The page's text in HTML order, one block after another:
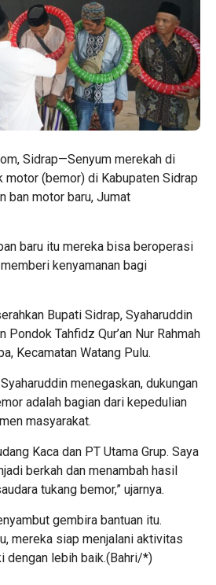
Sidrap—Senyum merekah di
motor (bemor) di Kabupaten Sidrap
ban motor baru, Jumat
baru itu mereka bisa beroperasi
kenyamanan bagi
Bupati Sidrap, Syaharuddin
Tahfidz Qur’an Nur Rahmah
Kecamatan Watang Pulu.
menegaskan, dukungan
adalah bagian dari kepedulian
masyarakat.
Kaca dan PT Utama Grup. Saya
berkah dan menambah hasil
tukang bemor,” ujarnya.
gembira bantuan itu.
mereka siap menjalani aktivitas
dengan lebih baik.(Bahri/*)